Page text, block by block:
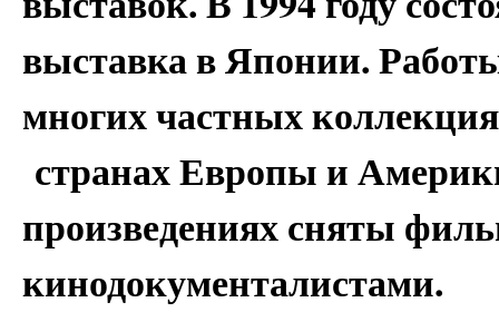
выставка в Японии.
многих частных
странах Европы и
произведениях сняты
кинодокументалистами.